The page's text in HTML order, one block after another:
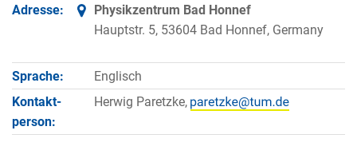
Adresse:
Physikzentrum Bad Honnef
Hauptstr. 5, 53604 Bad Honnef, Germany
Sprache:
Englisch
Kontakt­
person:
Herwig Paretzke,